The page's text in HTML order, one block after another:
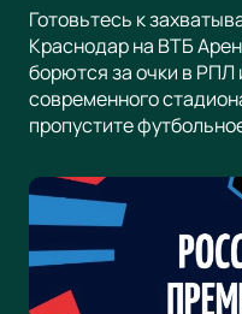
Готовьтесь к
Краснодар на ВТБ
борются за очки в
современного
пропустите